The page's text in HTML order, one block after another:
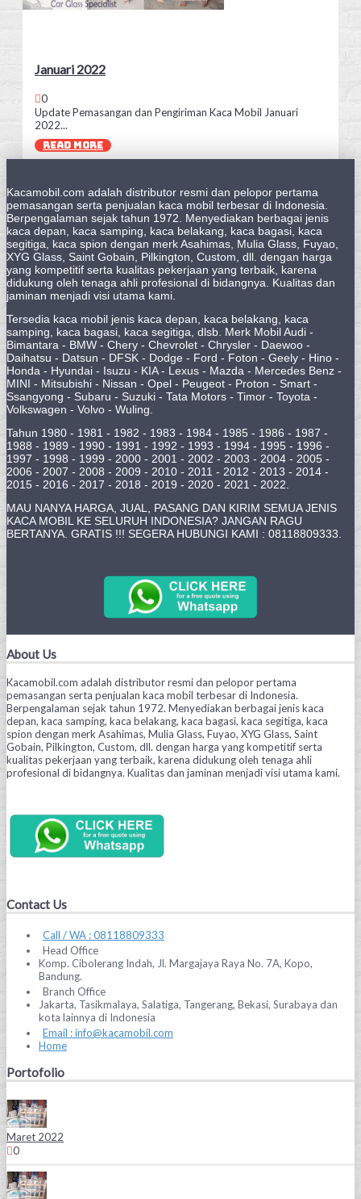
Januari 2022
0
Update Pemasangan dan Pengiriman Kaca Mobil Januari
2022...
READ MORE
Kacamobil.com adalah distributor resmi dan pelopor pertama
pemasangan serta penjualan kaca mobil terbesar di Indonesia.
Berpengalaman sejak tahun 1972. Menyediakan berbagai jenis
kaca depan, kaca samping, kaca belakang, kaca bagasi, kaca
segitiga, kaca spion dengan merk Asahimas, Mulia Glass, Fuyao,
XYG Glass, Saint Gobain, Pilkington, Custom, dll. dengan harga
yang kompetitif serta kualitas pekerjaan yang terbaik, karena
didukung oleh tenaga ahli profesional di bidangnya. Kualitas dan
jaminan menjadi visi utama kami.
Tersedia kaca mobil jenis kaca depan, kaca belakang, kaca
samping, kaca bagasi, kaca segitiga, dlsb. Merk Mobil Audi -
Bimantara - BMW - Chery - Chevrolet - Chrysler - Daewoo -
Daihatsu - Datsun - DFSK - Dodge - Ford - Foton - Geely - Hino -
Honda - Hyundai - Isuzu - KIA - Lexus - Mazda - Mercedes Benz -
MINI - Mitsubishi - Nissan - Opel - Peugeot - Proton - Smart -
Ssangyong - Subaru - Suzuki - Tata Motors - Timor - Toyota -
Volkswagen - Volvo - Wuling.
Tahun 1980 - 1981 - 1982 - 1983 - 1984 - 1985 - 1986 - 1987 -
1988 - 1989 - 1990 - 1991 - 1992 - 1993 - 1994 - 1995 - 1996 -
1997 - 1998 - 1999 - 2000 - 2001 - 2002 - 2003 - 2004 - 2005 -
2006 - 2007 - 2008 - 2009 - 2010 - 2011 - 2012 - 2013 - 2014 -
2015 - 2016 - 2017 - 2018 - 2019 - 2020 - 2021 - 2022.
MAU NANYA HARGA, JUAL, PASANG DAN KIRIM SEMUA JENIS
KACA MOBIL KE SELURUH INDONESIA? JANGAN RAGU
BERTANYA. GRATIS !!! SEGERA HUBUNGI KAMI : 08118809333.
About Us
Kacamobil.com adalah distributor resmi dan pelopor pertama
pemasangan serta penjualan kaca mobil terbesar di Indonesia.
Berpengalaman sejak tahun 1972. Menyediakan berbagai jenis kaca
depan, kaca samping, kaca belakang, kaca bagasi, kaca segitiga, kaca
spion dengan merk Asahimas, Mulia Glass, Fuyao, XYG Glass, Saint
Gobain, Pilkington, Custom, dll. dengan harga yang kompetitif serta
kualitas pekerjaan yang terbaik, karena didukung oleh tenaga ahli
profesional di bidangnya. Kualitas dan jaminan menjadi visi utama kami.
Contact Us
Call / WA : 08118809333
Head Office
Komp. Cibolerang Indah, Jl. Margajaya Raya No. 7A, Kopo,
Bandung.
Branch Office
Jakarta, Tasikmalaya, Salatiga, Tangerang, Bekasi, Surabaya dan
kota lainnya di Indonesia
Email : info@kacamobil.com
Home
Portofolio
Maret 2022
0